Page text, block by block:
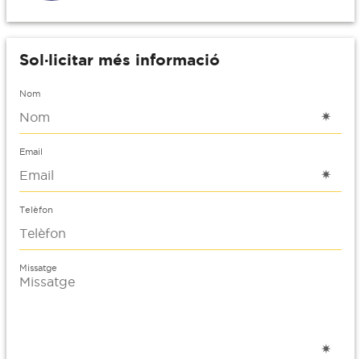
Sol·licitar més informació
Nom
Email
Telèfon
Missatge